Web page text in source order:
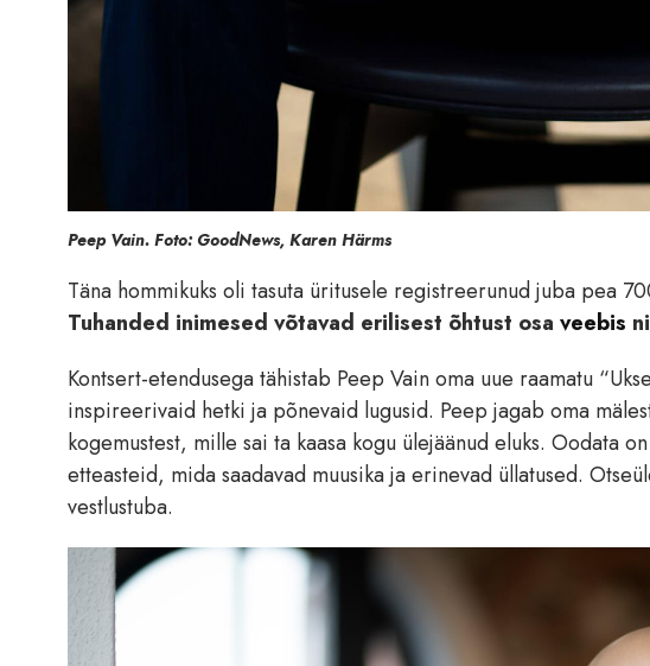
Peep Vain. Foto: GoodNews, Karen Härms
Täna hommikuks oli tasuta üritusele registreerunud juba pea
Tuhanded inimesed võtavad erilisest õhtust osa veebis
Kontsert-etendusega tähistab Peep Vain oma uue raamatu
inspireerivaid hetki ja põnevaid lugusid. Peep jagab oma
kogemustest, mille sai ta kaasa kogu ülejäänud eluks. Oodata
etteasteid, mida saadavad muusika ja erinevad üllatused.
vestlustuba.